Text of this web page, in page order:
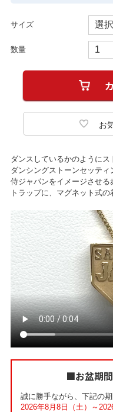
サイズ
数量
ダンスしているかのように
ダンシングストーンセッティ
侍ジャパンをイメージさせ
トラップに、マグネット式の
■お盆期
誠に勝手ながら、下記の
2026年8月8日（土）～